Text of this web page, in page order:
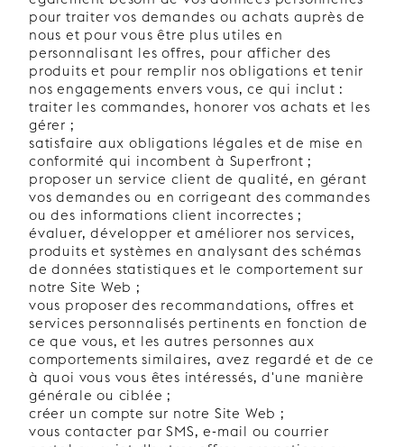
pour traiter vos demandes ou achats auprès de
nous et pour vous être plus utiles en
personnalisant les offres, pour afficher des
produits et pour remplir nos obligations et tenir
nos engagements envers vous, ce qui inclut :
traiter les commandes, honorer vos achats et les
gérer ;
satisfaire aux obligations légales et de mise en
conformité qui incombent à Superfront ;
proposer un service client de qualité, en gérant
vos demandes ou en corrigeant des commandes
ou des informations client incorrectes ;
évaluer, développer et améliorer nos services,
produits et systèmes en analysant des schémas
de données statistiques et le comportement sur
notre Site Web ;
vous proposer des recommandations, offres et
services personnalisés pertinents en fonction de
ce que vous, et les autres personnes aux
comportements similaires, avez regardé et de ce
à quoi vous vous êtes intéressés, d'une manière
générale ou ciblée ;
créer un compte sur notre Site Web ;
vous contacter par SMS, e-mail ou courrier